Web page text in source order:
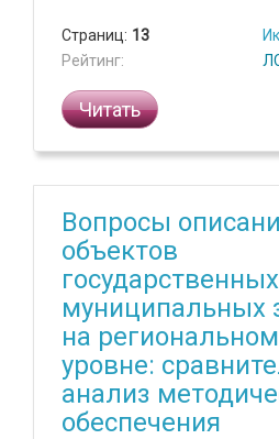
Страниц: 13
Рейтинг:
Читать
Вопросы
объектов
муниципальных
на региональном
уровне:
анализ
обеспечения